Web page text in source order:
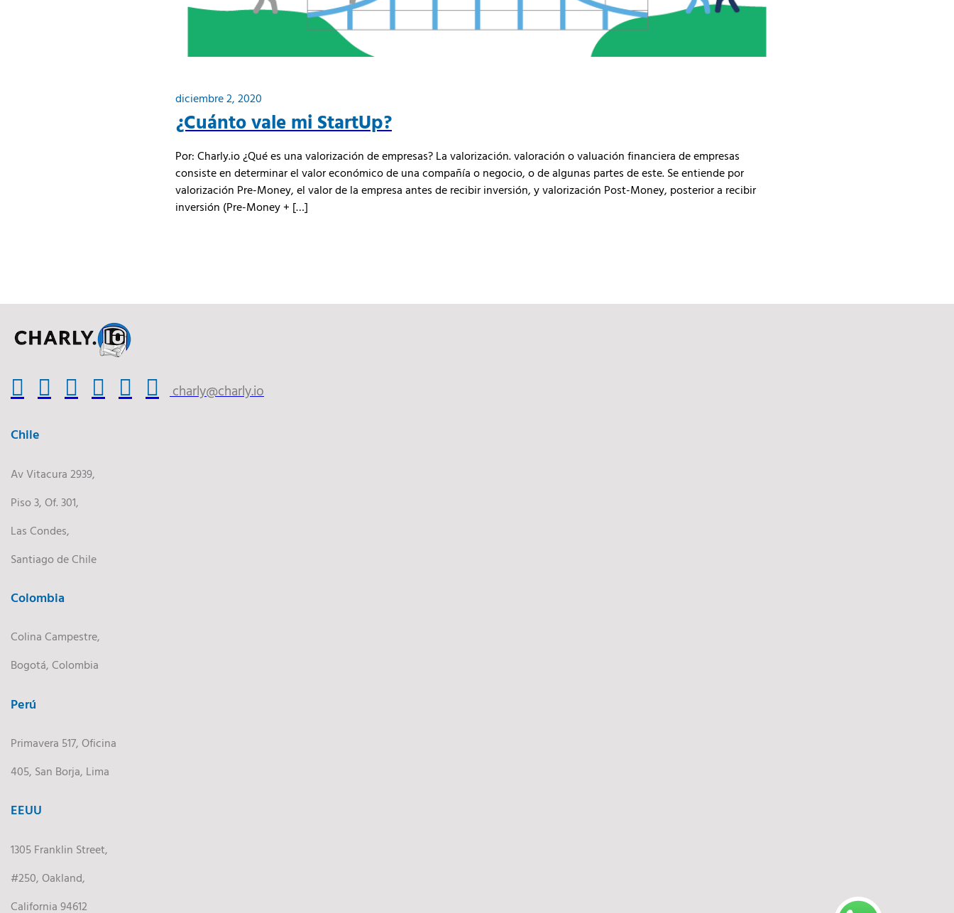
diciembre 2, 2020
¿Cuánto vale mi StartUp?
Por: Charly.io ¿Qué es una valorización de empresas? La valorización. valoración o valuación financiera de empresas
consiste en determinar el valor económico de una compañía o negocio, o de algunas partes de este. Se entiende por
valorización Pre-Money, el valor de la empresa antes de recibir inversión, y valorización Post-Money, posterior a recibir
inversión (Pre-Money + […]
charly@charly.io
Chile
Av Vitacura 2939,
Piso 3, Of. 301,
Las Condes,
Santiago de Chile
Colombia
Colina Campestre,
Bogotá, Colombia
Perú
Primavera 517, Oficina
405, San Borja, Lima
EEUU
1305 Franklin Street,
#250, Oakland,
California 94612